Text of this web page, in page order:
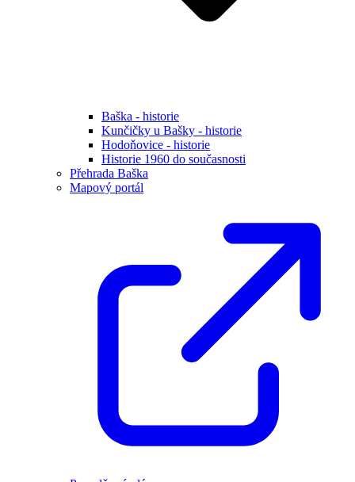
Baška - historie
Kunčičky u Bašky - historie
Hodoňovice - historie
Historie 1960 do současnosti
Přehrada Baška
Mapový portál